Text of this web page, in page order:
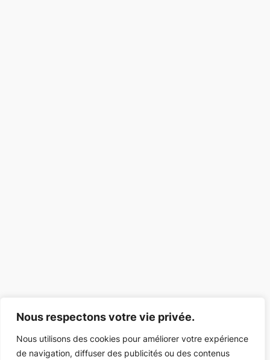
Nous respectons votre vie privée.
Nous utilisons des cookies pour améliorer votre expérience
de navigation, diffuser des publicités ou des contenus